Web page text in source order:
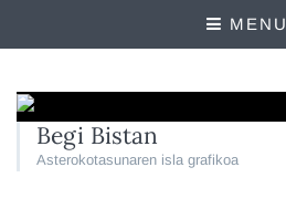
MENU
Begi Bistan
Asterokotasunaren isla grafikoa